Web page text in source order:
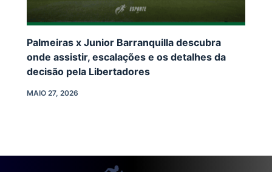
Palmeiras x Junior Barranquilla descubra
onde assistir, escalações e os detalhes da
decisão pela Libertadores
MAIO 27, 2026